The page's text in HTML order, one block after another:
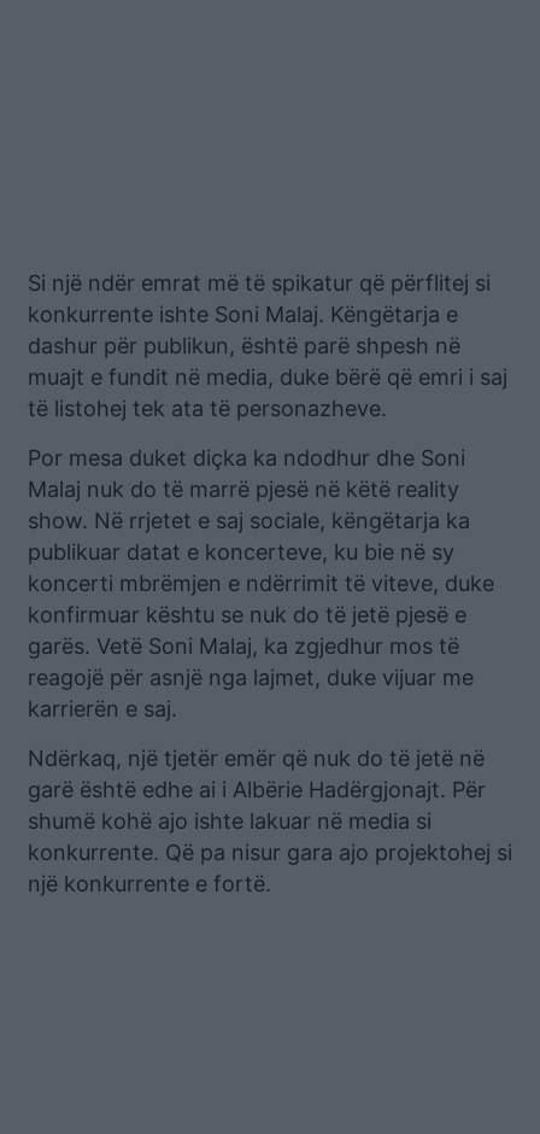
Si një ndër emrat më të spikatur që përflitej si
konkurrente ishte Soni Malaj. Këngëtarja e
dashur për publikun, është parë shpesh në
muajt e fundit në media, duke bërë që emri i saj
të listohej tek ata të personazheve.
Por mesa duket diçka ka ndodhur dhe Soni
Malaj nuk do të marrë pjesë në këtë reality
show. Në rrjetet e saj sociale, këngëtarja ka
publikuar datat e koncerteve, ku bie në sy
koncerti mbrëmjen e ndërrimit të viteve, duke
konfirmuar kështu se nuk do të jetë pjesë e
garës. Vetë Soni Malaj, ka zgjedhur mos të
reagojë për asnjë nga lajmet, duke vijuar me
karrierën e saj.
Ndërkaq, një tjetër emër që nuk do të jetë në
garë është edhe ai i Albërie Hadërgjonajt. Për
shumë kohë ajo ishte lakuar në media si
konkurrente. Që pa nisur gara ajo projektohej si
një konkurrente e fortë.